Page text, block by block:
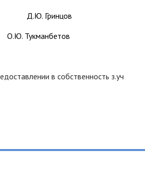
Гринцов
Тукманбетов
в собственность з.уч